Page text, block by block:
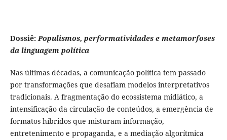
Dossiê:Populismos, performatividades e metamorfoses
da linguagem política
Nas últimas décadas, a comunicação política tem passado
por transformações que desafiam modelos interpretativos
tradicionais. A fragmentação do ecossistema midiático, a
intensificação da circulação de conteúdos, a emergência de
formatos híbridos que misturam informação,
entretenimento e propaganda, e a mediação algorítmica